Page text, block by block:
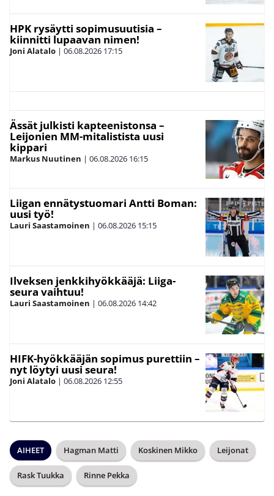
HPK rysäytti sopimusuutisia –
kiinnitti lupaavan nimen!
Joni Alatalo | 06.08.2026 17:15
Ässät julkisti kapteenistonsa –
Leijonien MM-mitalistista uusi
kippari
Markus Nuutinen | 06.08.2026 16:15
Liigan ennätystuomari Antti Boman:
uusi työ!
Lauri Saastamoinen | 06.08.2026 15:15
Ilveksen jenkkihyökkääjä: Liiga-
seura vaihtuu!
Lauri Saastamoinen | 06.08.2026 14:42
HIFK-hyökkääjän sopimus purettiin –
nyt löytyi uusi seura!
Joni Alatalo | 06.08.2026 12:55
AIHEET Hagman Matti Koskinen Mikko Leijonat
Rask Tuukka Rinne Pekka